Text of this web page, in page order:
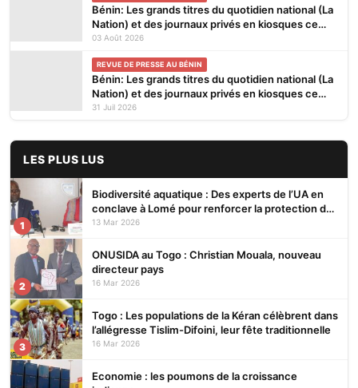
Bénin: Les grands titres du quotidien national (La
Nation) et des journaux privés en kiosques ce
lundi 3 Août 2026
03 Août 2026
REVUE DE PRESSE AU BÉNIN
Bénin: Les grands titres du quotidien national (La
Nation) et des journaux privés en kiosques ce
vendredi 31 Juillet 2026
31 Juil 2026
LES PLUS LUS
1
Biodiversité aquatique : Des experts de l’UA en
conclave à Lomé pour renforcer la protection des
écosystèmes
13 Mar 2026
2
ONUSIDA au Togo : Christian Mouala, nouveau
directeur pays
16 Mar 2026
3
Togo : Les populations de la Kéran célèbrent dans
l’allégresse Tislim-Difoini, leur fête traditionnelle
16 Mar 2026
Economie : les poumons de la croissance